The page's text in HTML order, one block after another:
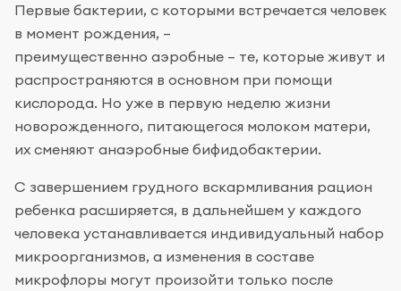
Первые бактерии, с которыми встречается человек
в момент рождения, –
преимущественно аэробные – те, которые живут и
распространяются в основном при помощи
кислорода. Но уже в первую неделю жизни
новорожденного, питающегося молоком матери,
их сменяют анаэробные бифидобактерии.
С завершением грудного вскармливания рацион
ребенка расширяется, в дальнейшем у каждого
человека устанавливается индивидуальный набор
микроорганизмов, а изменения в составе
микрофлоры могут произойти только после